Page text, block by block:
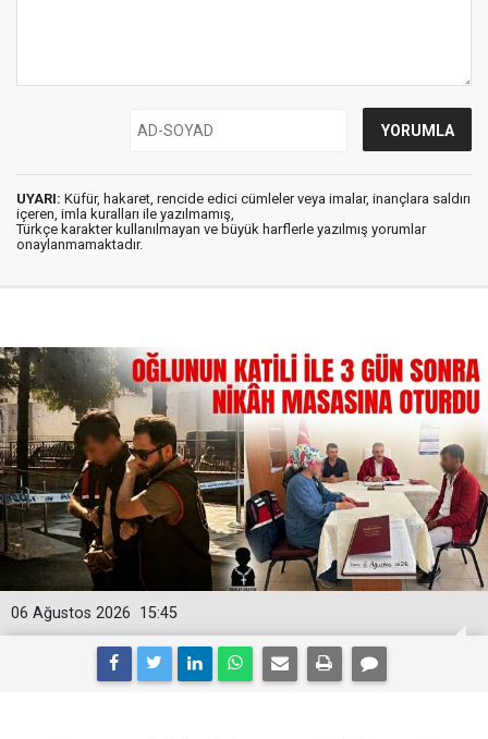
UYARI: Küfür, hakaret, rencide edici cümleler veya imalar, inançlara saldırı
içeren, imla kuralları ile yazılmamış,
Türkçe karakter kullanılmayan ve büyük harflerle yazılmış yorumlar
onaylanmamaktadır.
15:45
06 Ağustos 2026